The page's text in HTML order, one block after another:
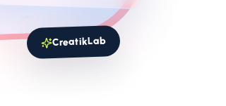
CreatikLab